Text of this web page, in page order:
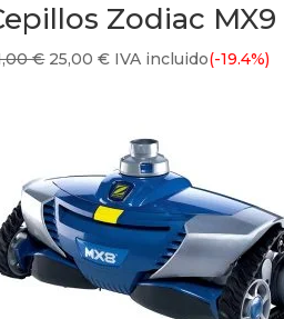
Zodiac
€ El
31,00 €.
25,00€El
es:
25,00 €.
IVA incluido(-19.4%)